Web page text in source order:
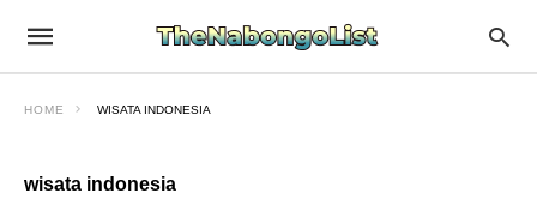
HOME WISATA INDONESIA
wisata indonesia